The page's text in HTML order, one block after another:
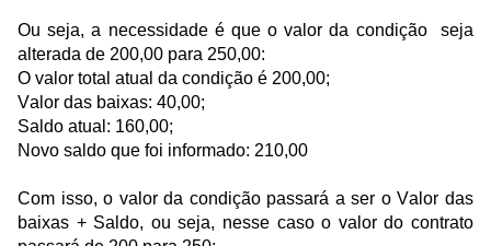
Ou seja, a necessidade é que o valor da condição seja
alterada de 200,00 para 250,00:
O valor total atual da condição é 200,00;
Valor das baixas: 40,00;
Saldo atual: 160,00;
Novo saldo que foi informado: 210,00
Com isso, o valor da condição passará a ser o Valor das
baixas + Saldo, ou seja, nesse caso o valor do contrato